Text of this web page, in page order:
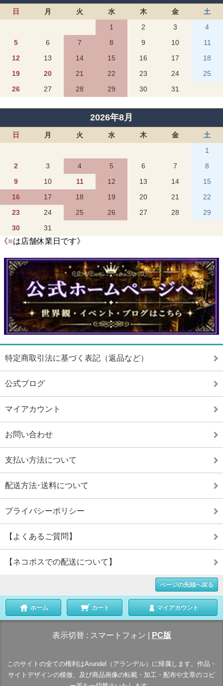
日 月 火 水 木 金
土
1
2 3
4
5
6 7 8 9 10
11
12
13 14 15 16 17
18
19
20 21 22 23 24
25
26
27 28 29 30 31
2026年8月
日 月 火 水 木 金
土
1
2
3 4 5 6 7
8
9
10 11 12 13 14
15
16
17 18 19 20 21
22
23
24 25 26 27 28
29
30
31
《■は店舗休業日です》
特定商取引法に基づく表記（返品など）
公式ブログ
マイアカウント
お問い合わせ
支払い方法について
配送方法･送料について
プライバシーポリシー
【よくあるご質問】
【ネコポスでの配送について】
ページの先頭へ戻る
ホーム カート マイアカウント
表示切替 : スマートフォン PC版
このサイトの全ての権利はArundel（アランデル）に帰属します。作品・
サイトデザインの模倣、及び商品画像の転載・加工・配布や文章のコピ